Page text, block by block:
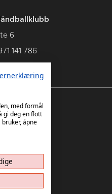
6
141 786
med formål
gi deg en flott
åpne